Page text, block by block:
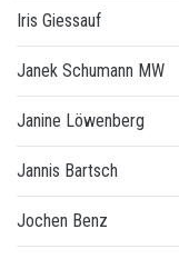
Iris Giessauf
Janek Schumann MW
Janine Löwenberg
Jannis Bartsch
Jochen Benz